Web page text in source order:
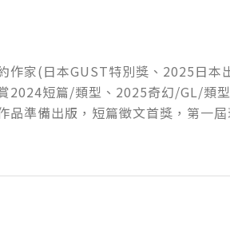
作家(日本GUST特別獎、2025日
2024短篇/類型、2025奇幻/GL/類
品準備出版，短篇徵文首獎，第一